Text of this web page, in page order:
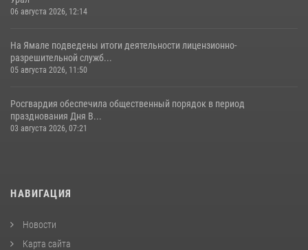
06 августа 2026, 12:14
На Ямале подведены итоги деятельности лицензионно-
разрешительной служб...
05 августа 2026, 11:50
Росгвардия обеспечила общественный порядок в период
празднования Дня В...
03 августа 2026, 07:21
НАВИГАЦИЯ
Новости
Карта сайта